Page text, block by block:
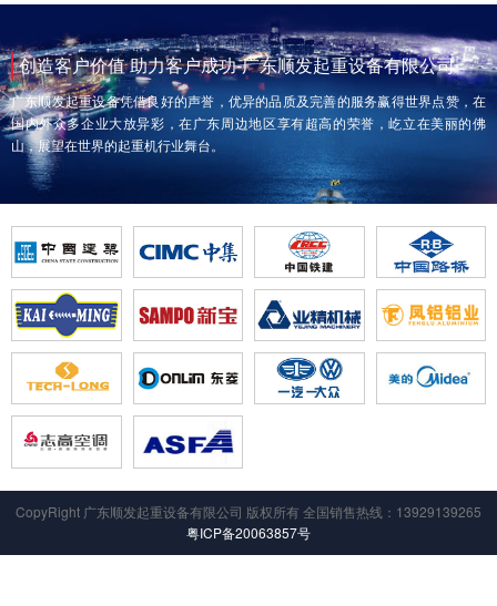
创造客户价值 助力客户成功-广东顺发起重设备有限公司
广东顺发起重设备凭借良好的声誉，优异的品质及完善的服务赢得世界点赞，在
国内外众多企业大放异彩，在广东周边地区享有超高的荣誉，屹立在美丽的佛
山，展望在世界的起重机行业舞台。
CopyRight 广东顺发起重设备有限公司 版权所有 全国销售热线：13929139265
粤ICP备20063857号